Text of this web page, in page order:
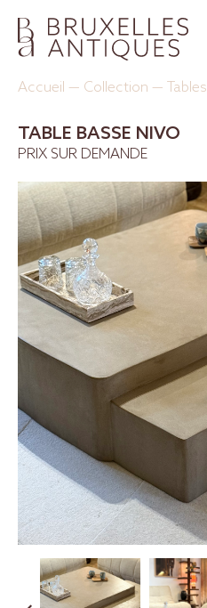
Accueil — Collection — Tables
TABLE BASSE NIVO
PRIX SUR DEMANDE